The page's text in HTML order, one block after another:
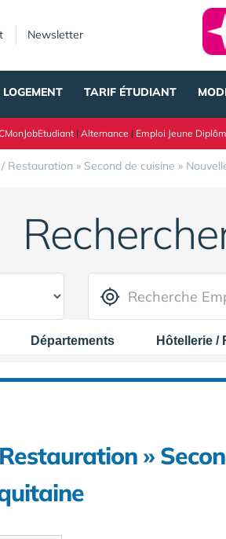
Newsletter
LOGEMENT TARIF ÉTUDIANT
| Alternance | Emploi Jeune
Restauration » Second de cuisine »
Départements Hôtellerie /
»